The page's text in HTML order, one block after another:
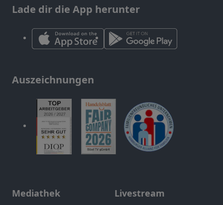
Lade dir die App herunter
Auszeichnungen
Mediathek Livestream